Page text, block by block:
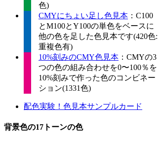
色)
CMYにちょい足し色見本 ：C100
とM100とY100の単色をベースに
他の色を足した色見本です(420色:
重複色有)
10%刻みのCMY色見本 ：CMYの3
つの色の組み合わせを0〜100％を
10%刻みで作った色のコンビネー
ション(1331色)
配色実験！色見本サンプルカード
背景色の17トーンの色